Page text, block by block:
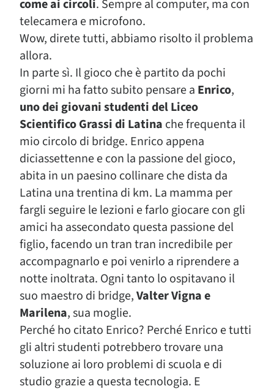
come ai circoli. Sempre al computer, ma con
telecamera e microfono.
Wow, direte tutti, abbiamo risolto il problema
allora.
In parte sì. Il gioco che è partito da pochi
giorni mi ha fatto subito pensare a Enrico,
uno dei giovani studenti del Liceo
Scientifico Grassi di Latina che frequenta il
mio circolo di bridge. Enrico appena
diciassettenne e con la passione del gioco,
abita in un paesino collinare che dista da
Latina una trentina di km. La mamma per
fargli seguire le lezioni e farlo giocare con gli
amici ha assecondato questa passione del
figlio, facendo un tran tran incredibile per
accompagnarlo e poi venirlo a riprendere a
notte inoltrata. Ogni tanto lo ospitavano il
suo maestro di bridge,Valter Vigna e
Marilena, sua moglie.
Perché ho citato Enrico? Perché Enrico e tutti
gli altri studenti potrebbero trovare una
soluzione ai loro problemi di scuola e di
studio grazie a questa tecnologia. E